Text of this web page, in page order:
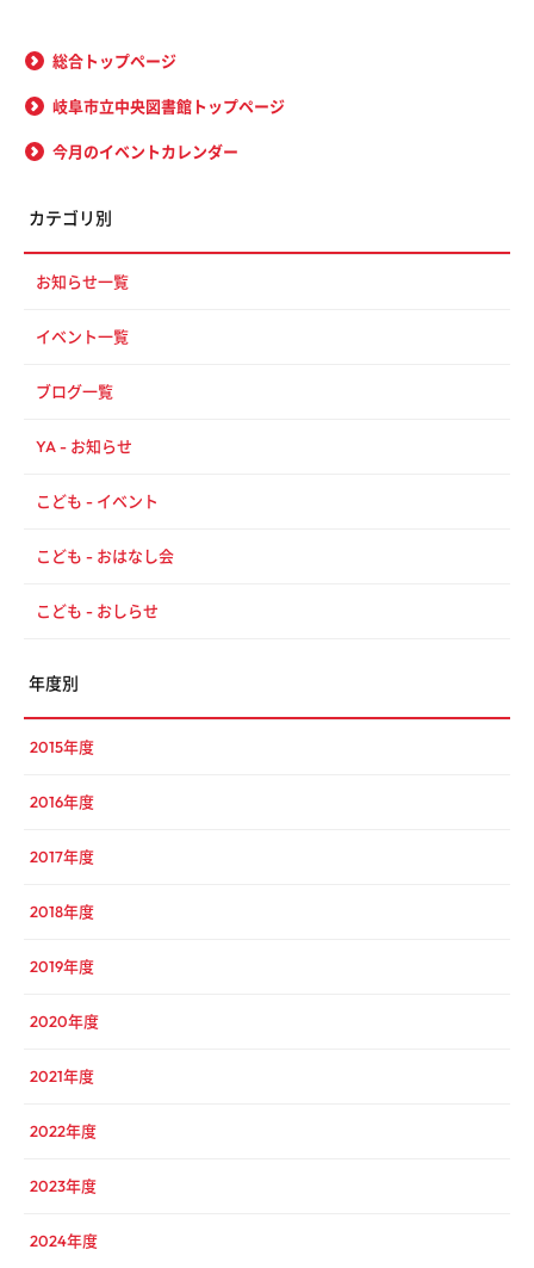
総合トップページ
岐阜市立中央図書館トップページ
今月のイベントカレンダー
カテゴリ別
お知らせ一覧
イベント一覧
ブログ一覧
YA - お知らせ
こども - イベント
こども - おはなし会
こども - おしらせ
年度別
2015年度
2016年度
2017年度
2018年度
2019年度
2020年度
2021年度
2022年度
2023年度
2024年度